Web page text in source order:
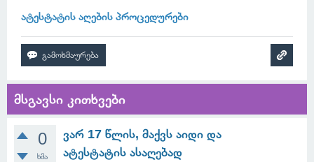
ატესტატის აღების პროცედურები
მსგავსი კითხვები
0
ხმა
ვარ 17 წლის, მაქვს აიდი და
ატესტატის ასაღებად